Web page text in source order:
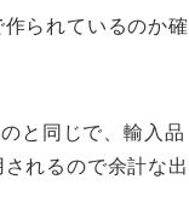
られているのか確
と同じで、輸入品
れるので余計な出